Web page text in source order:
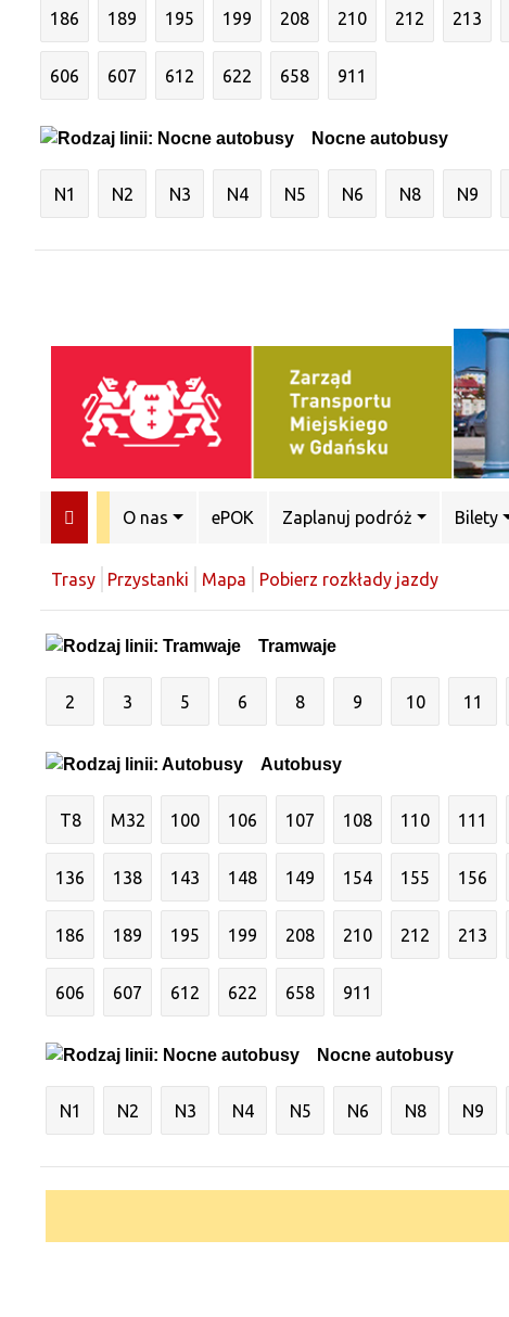
186 189 195 199 208 210 212 213
606 607 612 622 658 911
Nocne autobusy
N1 N2 N3 N4 N5 N6 N8 N9
O nas ePOK Zaplanuj podróż Bilety
Trasy Przystanki Mapa Pobierz rozkłady jazdy
Tramwaje
2 3 5 6 8 9 10 11
Autobusy
T8 M32 100 106 107 108 110 111
136 138 143 148 149 154 155 156
186 189 195 199 208 210 212 213
606 607 612 622 658 911
Nocne autobusy
N1 N2 N3 N4 N5 N6 N8 N9